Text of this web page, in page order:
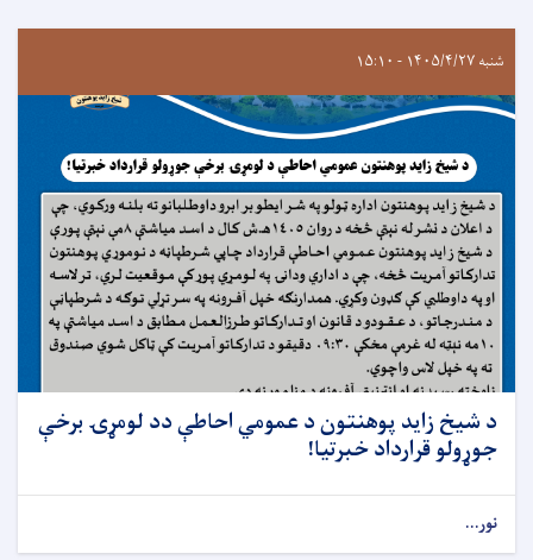
شنبه ۱۴۰۵/۴/۲۷ - ۱۵:۱۰
د شيخ زايد پوهنتون د عمومي احاطې دد لومړۍ برخې
جوړولو قرارداد خبرتيا!
نور...